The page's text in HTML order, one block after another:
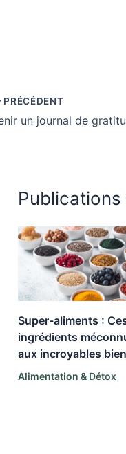
PRÉCÉDENT
Super-aliments :
ingrédients
aux incroyables
Alimentation & Détox